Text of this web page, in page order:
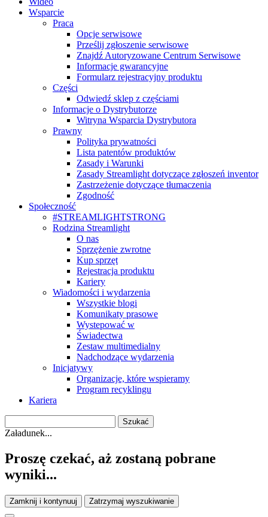
Wsparcie
Praca
Opcje serwisowe
Prześlij zgłoszenie serwisowe
Znajdź Autoryzowane Centrum Serwisowe
Informacje gwarancyjne
Formularz rejestracyjny produktu
Części
Odwiedź sklep z częściami
Informacje o Dystrybutorze
Witryna Wsparcia Dystrybutora
Prawny
Polityka prywatności
Lista patentów produktów
Zasady i Warunki
Zasady Streamlight dotyczące zgłoszeń inventor
Zastrzeżenie dotyczące tłumaczenia
Zgodność
Społeczność
#STREAMLIGHTSTRONG
Rodzina Streamlight
O nas
Sprzężenie zwrotne
Kup sprzęt
Rejestracja produktu
Kariery
Wiadomości i wydarzenia
Wszystkie blogi
Komunikaty prasowe
Wystepować w
Świadectwa
Zestaw multimedialny
Nadchodzące wydarzenia
Inicjatywy
Organizacje, które wspieramy
Program recyklingu
Kariera
Załadunek...
Proszę czekać, aż zostaną pobrane
wyniki...
Zamknij i kontynuuj Zatrzymaj wyszukiwanie